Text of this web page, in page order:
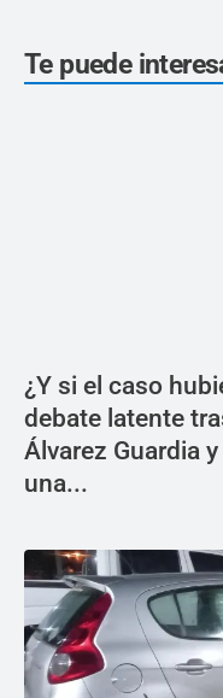
Te puede
¿Y si el caso
debate latente
Álvarez Guardia
una...